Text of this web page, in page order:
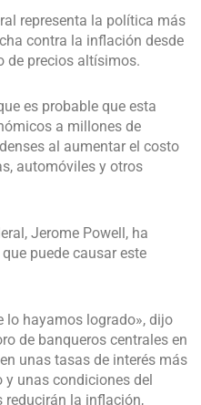
representa la política más
contra la inflación desde
de precios altísimos.
es probable que esta
a millones de
al aumentar el costo
automóviles y otros
Jerome Powell, ha
puede causar este
lo hayamos logrado», dijo
de banqueros centrales en
unas tasas de interés más
unas condiciones del
reducirán la inflación,